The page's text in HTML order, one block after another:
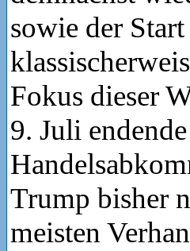
sowie der
Fokus dieser
9. Juli
Trump bisher
meisten